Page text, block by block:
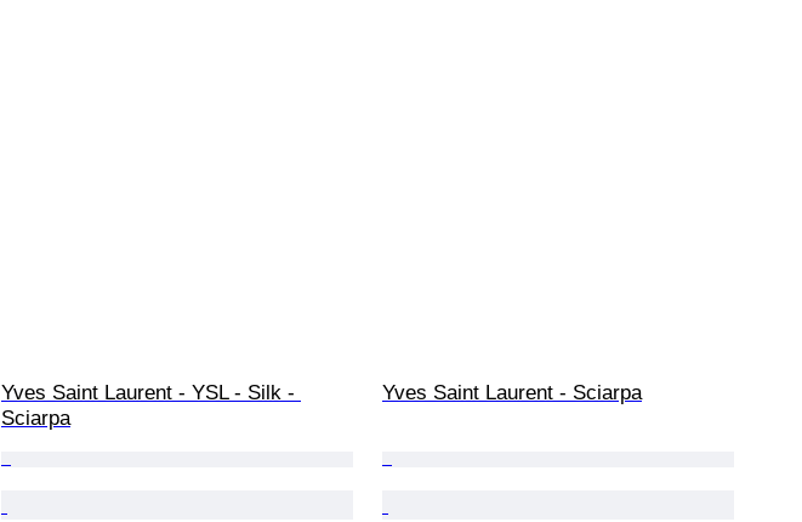
Yves Saint Laurent - YSL - Silk -
Sciarpa
Yves Saint Laurent - Sciarpa